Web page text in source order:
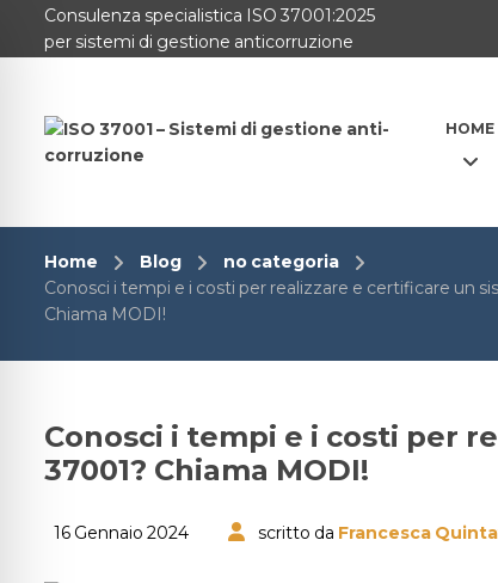
Consulenza specialistica ISO 37001:2025
per sistemi di gestione anticorruzione
HOME
Home Blog
no categoria
Conosci i tempi e i costi per realizzare e certificare un
Chiama MODI!
Conosci i tempi e i costi per
37001? Chiama MODI!
16 Gennaio 2024 scritto da Francesca